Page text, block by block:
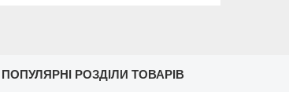
ПОПУЛЯРНІ РОЗДІЛИ ТОВАРІВ